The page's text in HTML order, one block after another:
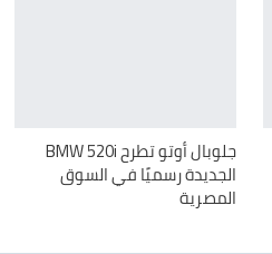
جلوبال أوتو تطرح BMW 520i
الجديدة رسميًا في السوق
المصرية